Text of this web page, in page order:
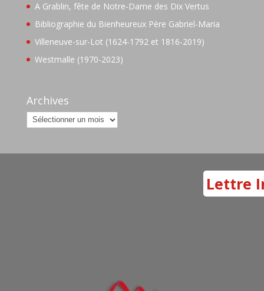
A Grablin, fête de Notre-Dame des Dix Vertus
Bibliographie du Bienheureux Père Gabriel-Maria
Villeneuve-sur-Lot (1624-1792 et 1816-2019)
Westmalle (1970-2023)
Archives
Archives
Lettre